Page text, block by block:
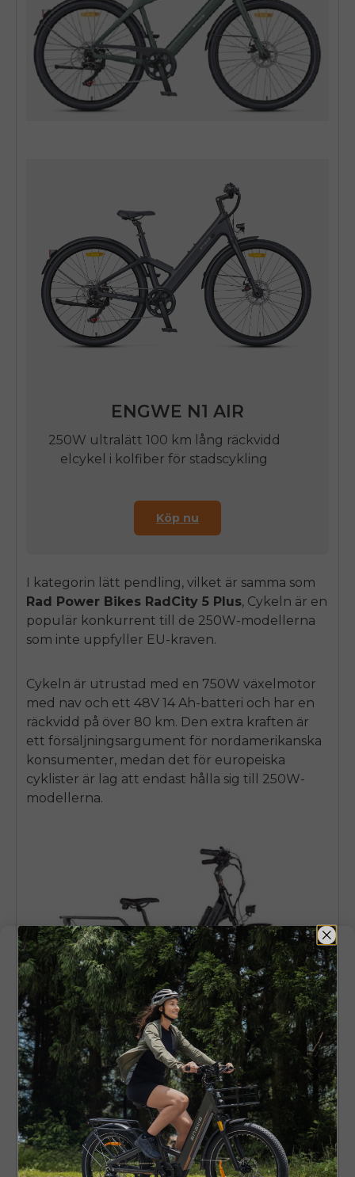
ENGWE N1 AIR
250W ultralätt 100 km lång räckvidd
elcykel i kolfiber för stadscykling
Köp nu
I kategorin lätt pendling, vilket är samma som
Rad Power Bikes RadCity 5 Plus, Cykeln är en
populär konkurrent till de 250W-modellerna
som inte uppfyller EU-kraven.
Cykeln är utrustad med en 750W växelmotor
med nav och ett 48V 14 Ah-batteri och har en
räckvidd på över 80 km. Den extra kraften är
ett försäljningsargument för nordamerikanska
konsumenter, medan det för europeiska
cyklister är lag att endast hålla sig till 250W-
modellerna.
3. ENGWE P275 SE
Utformad för vardaglig komfort,ENGWE
P275
SE levereras med en 250W motor och en smart
vridmomentsensor kombinerat med en
räckvidd på 100 km, tack vare ett avtagbart 36V
13Ah batteri.ENGWEmedger att cykelns